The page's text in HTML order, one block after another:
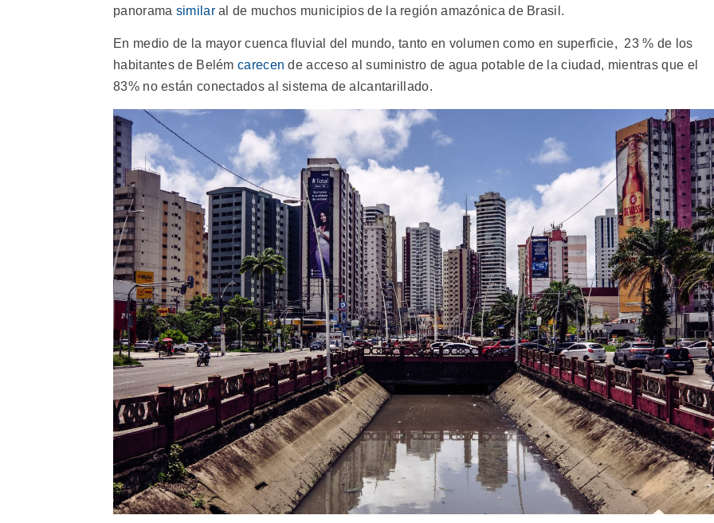
panorama similaral de muchos municipios de la región amazónica de Brasil.
En medio de la mayor cuenca fluvial del mundo, tanto en volumen como en superficie, 23 % de los
habitantes de Belémcarecen de acceso al suministro de agua potable de la ciudad, mientras que el
83% no están conectados al sistema de alcantarillado.